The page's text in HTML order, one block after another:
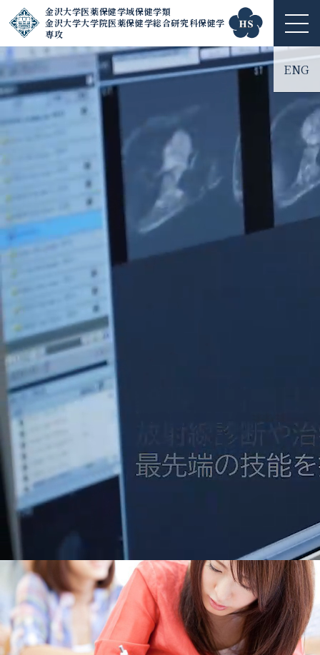
金沢大学医薬保健学域保健学類
金沢大学大学院医薬保健学総合研究科保健学
専攻
ME
NU
ENG